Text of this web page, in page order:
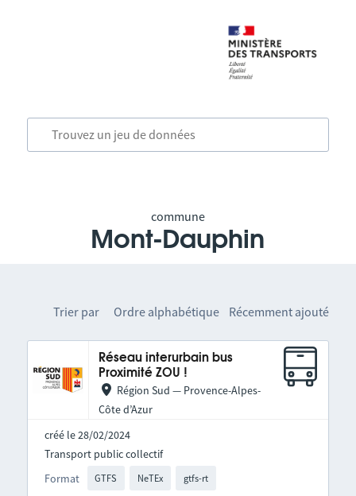
commune
Mont-Dauphin
Trier par Ordre alphabétique Récemment ajouté
Réseau interurbain bus
Proximité ZOU !
Région Sud — Provence-Alpes-
Côte d’Azur
créé le 28/02/2024
Format GTFS NeTEx gtfs-rt
Transport public collectif